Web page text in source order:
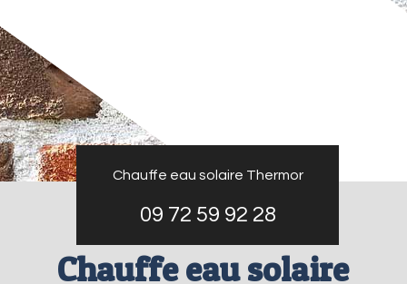
Chauffe eau solaire Thermor
09 72 59 92 28
Chauffe eau solaire